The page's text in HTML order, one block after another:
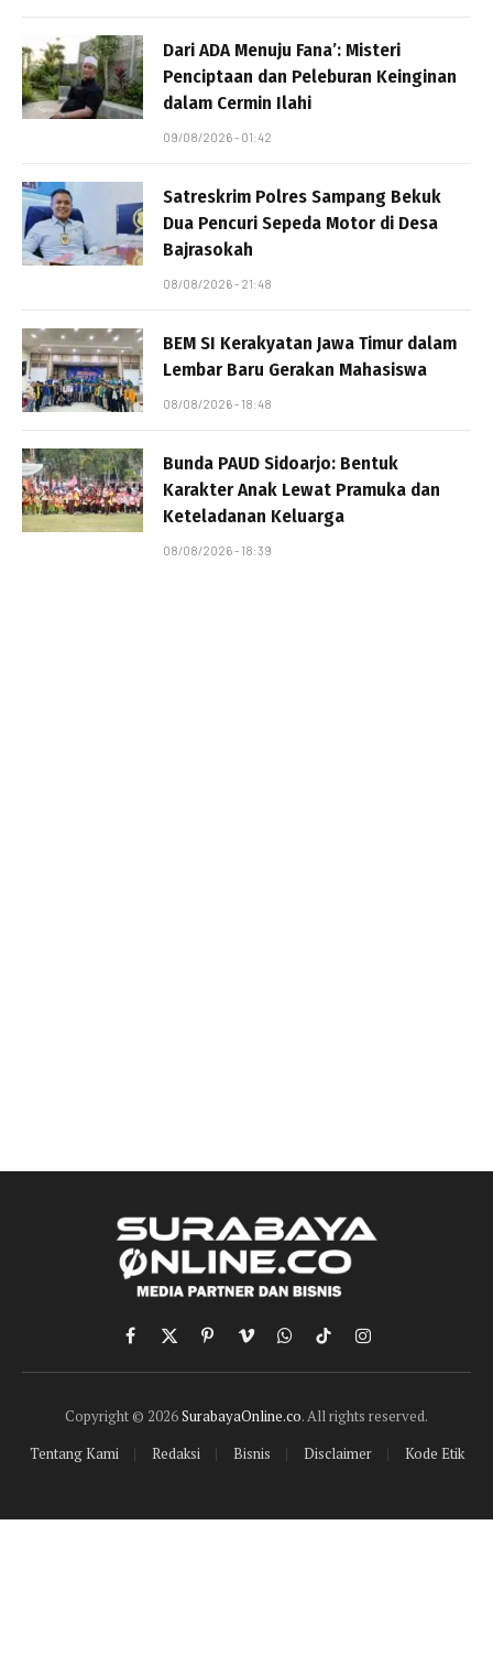
Dari ADA Menuju Fana’: Misteri
Penciptaan dan Peleburan Keinginan
dalam Cermin Ilahi
09/08/2026 - 01:42
Satreskrim Polres Sampang Bekuk
Dua Pencuri Sepeda Motor di Desa
Bajrasokah
08/08/2026 - 21:48
BEM SI Kerakyatan Jawa Timur dalam
Lembar Baru Gerakan Mahasiswa
08/08/2026 - 18:48
Bunda PAUD Sidoarjo: Bentuk
Karakter Anak Lewat Pramuka dan
Keteladanan Keluarga
08/08/2026 - 18:39
Facebook
X
(Twitter)
PinterestVimeoWhatsApp
TikTokInstagram
Copyright © 2026SurabayaOnline.co. All rights reserved.
Tentang Kami
Redaksi Bisnis Disclaimer Kode Etik